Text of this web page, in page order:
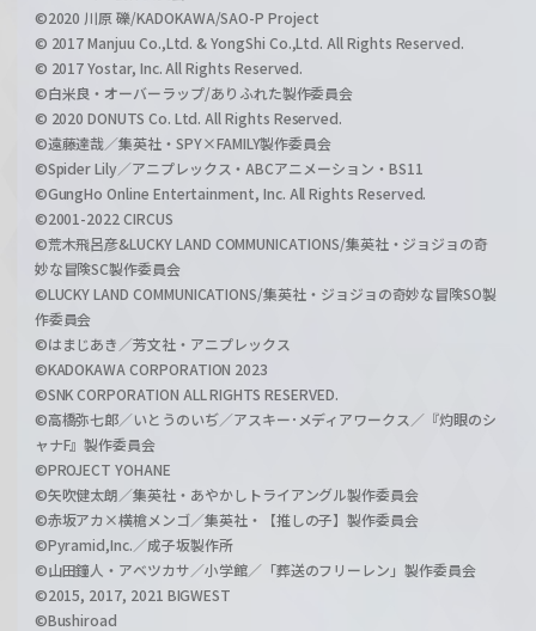
©2020 川原 礫/KADOKAWA/SAO-P Project
© 2017 Manjuu Co.,Ltd. & YongShi Co.,Ltd. All Rights Reserved.
© 2017 Yostar, Inc. All Rights Reserved.
©白米良・オーバーラップ/ありふれた製作委員会
© 2020 DONUTS Co. Ltd. All Rights Reserved.
©遠藤達哉／集英社・SPY×FAMILY製作委員会
©Spider Lily／アニプレックス・ABCアニメーション・BS11
©GungHo Online Entertainment, Inc. All Rights Reserved.
©2001-2022 CIRCUS
©荒木飛呂彦&LUCKY LAND COMMUNICATIONS/集英社・ジョジョの奇
妙な冒険SC製作委員会
©LUCKY LAND COMMUNICATIONS/集英社・ジョジョの奇妙な冒険SO製
作委員会
©はまじあき／芳文社・アニプレックス
©KADOKAWA CORPORATION 2023
©SNK CORPORATION ALL RIGHTS RESERVED.
©高橋弥七郎／いとうのいぢ／アスキー･メディアワークス／『灼眼のシ
ャナF』製作委員会
©PROJECT YOHANE
©矢吹健太朗／集英社・あやかしトライアングル製作委員会
©赤坂アカ×横槍メンゴ／集英社・【推しの子】製作委員会
©Pyramid,Inc.／成子坂製作所
©山田鐘人・アベツカサ／小学館／「葬送のフリーレン」製作委員会
©2015, 2017, 2021 BIGWEST
©Bushiroad